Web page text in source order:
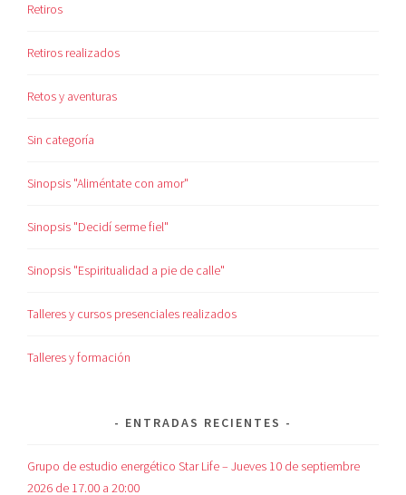
Retiros
Retiros realizados
Retos y aventuras
Sin categoría
Sinopsis "Aliméntate con amor"
Sinopsis "Decidí serme fiel"
Sinopsis "Espiritualidad a pie de calle"
Talleres y cursos presenciales realizados
Talleres y formación
ENTRADAS RECIENTES
Grupo de estudio energético Star Life – Jueves 10 de septiembre
2026 de 17.00 a 20:00